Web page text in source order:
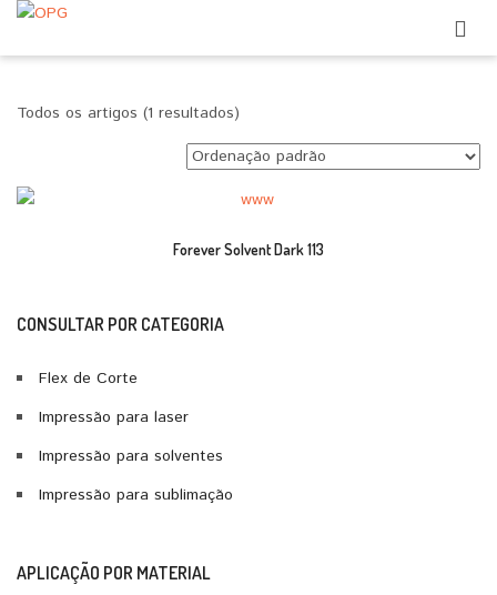
Todos os artigos (1 resultados)
Forever Solvent Dark 113
CONSULTAR POR CATEGORIA
Flex de Corte
Impressão para laser
Impressão para solventes
Impressão para sublimação
APLICAÇÃO POR MATERIAL